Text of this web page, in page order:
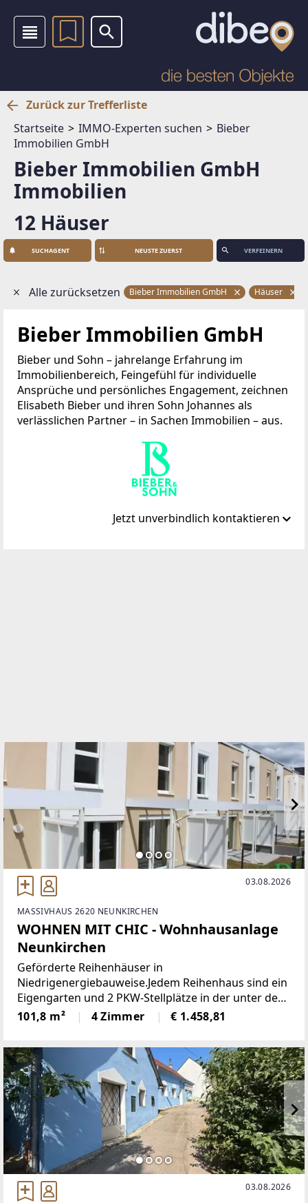
Zurück zur Trefferliste
Startseite
IMMO-Experten suchen
Bieber
Immobilien GmbH
Bieber Immobilien GmbH
Immobilien
12 Häuser
SUCHAGENT VERFEINERN
Alle zurücksetzen Bieber Immobilien GmbH Häuser
Bieber Immobilien GmbH
Bieber und Sohn – jahrelange Erfahrung im
Immobilienbereich, Feingefühl für individuelle
Ansprüche und persönliches Engagement, zeichnen
Elisabeth Bieber und ihren Sohn Johannes als
verlässlichen Partner – in Sachen Immobilien – aus.
Jetzt unverbindlich kontaktieren
03.08.2026
MASSIVHAUS 2620 NEUNKIRCHEN
WOHNEN MIT CHIC - Wohnhausanlage
Neunkirchen
Geförderte Reihenhäuser in
Niedrigenergiebauweise.Jedem Reihenhaus sind ein
Eigengarten und 2 PKW-Stellplätze in der unter den
Reihenhäusern liegenden Tiefgarage zugeordnet.Es
sind 7 Reihenhäuser mit einer Wohnnutzfläche von
101,8 m² 4 Zimmer € 1.458,81
03.08.2026